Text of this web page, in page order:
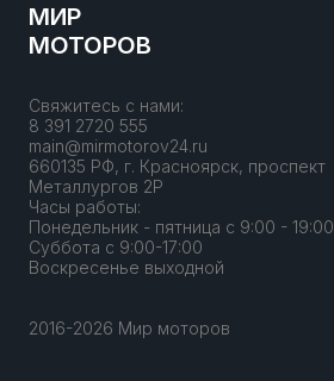
МИР
МОТОРОВ
Свяжитесь с нами:
8 391 2720 555
main@mirmotorov24.ru
660135 РФ, г. Красноярск, проспект
Металлургов 2Р
Часы работы:
Понедельник - пятница с 9:00 - 19:00
Суббота с 9:00-17:00
Воскресенье выходной
2016-2026 Мир моторов